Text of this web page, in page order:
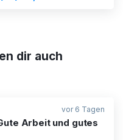
dir auch
vor 6 Tagen
Arbeit und gutes